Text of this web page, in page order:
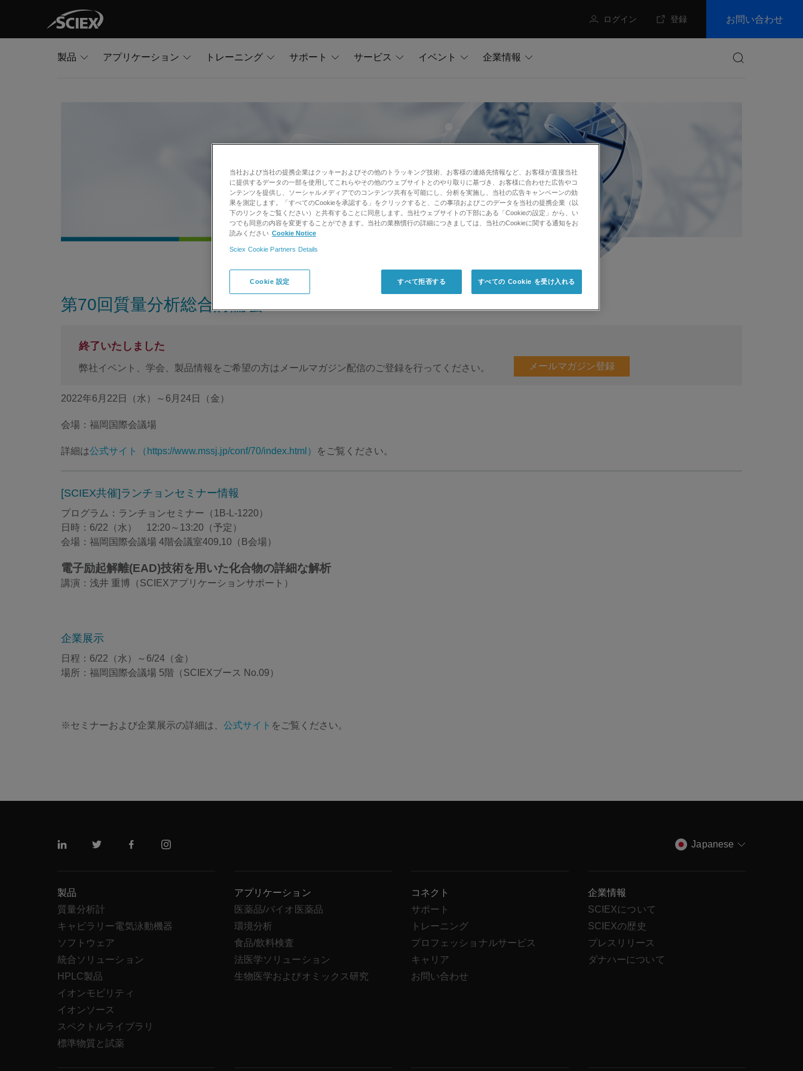
ログイン 登録 お問い合わせ
製品 アプリケーション トレーニング サポート サービス イベント
企業情報
第70回質量分析総合討論会
終了いたしました
弊社イベント、学会、製品情報をご希望の方はメールマガジン配信のご登録を行ってください。 メールマガジン登録
2022年6月22日（水）～6月24日（金）
会場：福岡国際会議場
詳細は公式サイト（https://www.mssj.jp/conf/70/index.html） をご覧ください。
[SCIEX共催]ランチョンセミナー情報
プログラム：ランチョンセミナー（1B-L-1220）
日時：6/22（水） 12:20～13:20（予定）
会場：福岡国際会議場 4階会議室409,10（B会場）
電子励起解離(EAD)技術を用いた化合物の詳細な解析
講演：浅井 重博（SCIEXアプリケーションサポート）
企業展示
日程：6/22（水）～6/24（金）
場所：福岡国際会議場 5階（SCIEXブース No.09）
※セミナーおよび企業展示の詳細は、 公式サイト をご覧ください。
リンクトインツイッターフェイスブックインスタグラム Japanese
製品
質量分析計
キャピラリー電気泳動機器
ソフトウェア
統合ソリューション
HPLC製品
イオンモビリティ
イオンソース
スペクトルライブラリ
標準物質と試薬
アプリケーション
医薬品/バイオ医薬品
環境分析
食品/飲料検査
法医学ソリューション
生物医学およびオミックス研究
コネクト
サポート
トレーニング
プロフェッショナルサービス
キャリア
お問い合わせ
企業情報
SCIEXについて
SCIEXの歴史
プレスリリース
ダナハーについて
当社および当社の提携企業はクッキーおよびその他のトラッキング技術、お客様の連絡先情報など、お客様が直接当社
に提供するデータの一部を使用してこれらやその他のウェブサイトとのやり取りに基づき、お客様に合わせた広告やコ
ンテンツを提供し、ソーシャルメディアでのコンテンツ共有を可能にし、分析を実施し、当社の広告キャンペーンの効
果を測定します。「すべてのCookieを承認する」をクリックすると、この事項およびこのデータを当社の提携企業（以
下のリンクをご覧ください）と共有することに同意します。当社ウェブサイトの下部にある「Cookieの設定」から、い
つでも同意の内容を変更することができます。当社の業務慣行の詳細につきましては、当社のCookieに関する通知をお
読みください Cookie Notice
Sciex Cookie Partners Details
Cookie 設定 すべて拒否する すべての Cookie を受け入れる